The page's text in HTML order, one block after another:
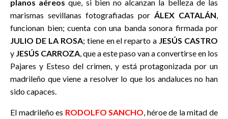
planos aéreos que, si bien no alcanzan la belleza de las
marismas sevillanas fotografiadas por ÁLEX CATALÁN
funcionan bien; cuenta con una banda sonora firmada por
JULIO DE LA ROSA; tiene en el reparto a JESÚS CASTRO
y JESÚS CARROZA , que a este paso van a convertirse en los
Pajares y Esteso del crimen, y está protagonizada por un
madrileño que viene a resolver lo que los andaluces no han
sido capaces.
El madrileño es RODOLFO SANCHO , héroe de la mitad de